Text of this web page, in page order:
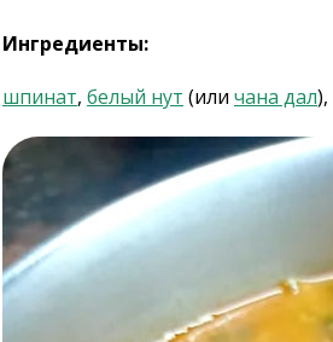
Ингредиенты:
шпинат, белый нут (или чана дал),